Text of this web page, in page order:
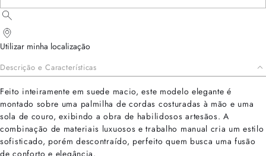
Utilizar minha localização
Descrição e Características
Feito inteiramente em suede macio, este modelo elegante é
montado sobre uma palmilha de cordas costuradas à mão e uma
sola de couro, exibindo a obra de habilidosos artesãos. A
combinação de materiais luxuosos e trabalho manual cria um estilo
sofisticado, porém descontraído, perfeito quem busca uma fusão
de conforto e elegância.